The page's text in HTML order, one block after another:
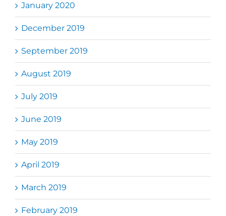
January 2020
December 2019
September 2019
August 2019
July 2019
June 2019
May 2019
April 2019
March 2019
February 2019